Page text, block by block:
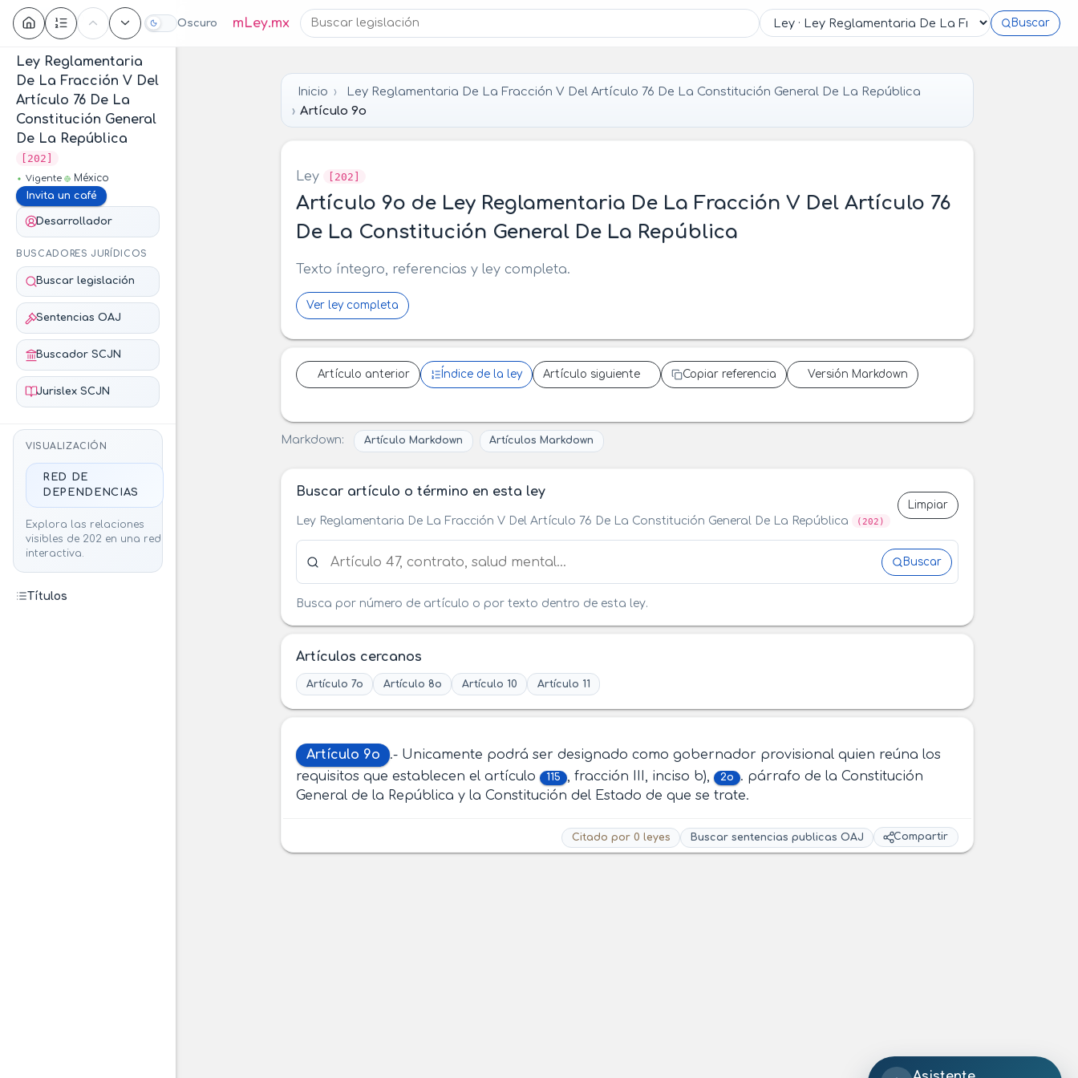
Oscuro mLey.mx Buscar
Contenido
Ley Reglamentaria
De La Fracción V Del
Artículo 76 De La
Constitución General
De La República
[202]
Vigente
México
Invita un café
Desarrollador
BUSCADORES JURÍDICOS
Buscar legislación
Sentencias OAJ
Buscador SCJN
Jurislex SCJN
VISUALIZACIÓN
RED DE
DEPENDENCIAS
Explora las relaciones
visibles de 202 en una red
interactiva.
Títulos
Inicio
Ley Reglamentaria De La Fracción V Del Artículo 76 De La Constitución General De La República
Artículo 9o
Ley [202]
Artículo 9o de Ley Reglamentaria De La Fracción V Del Artículo 76
De La Constitución General De La República
Texto íntegro, referencias y ley completa.
Ver ley completa
Artículo anterior Índice de la ley Artículo siguiente Copiar referencia Versión Markdown
Markdown: Artículo Markdown Artículos Markdown
Buscar artículo o término en esta ley
Ley Reglamentaria De La Fracción V Del Artículo 76 De La Constitución General De La República (202)
Limpiar
Buscar
Busca por número de artículo o por texto dentro de esta ley.
Artículos cercanos
Artículo 7o Artículo 8o Artículo 10 Artículo 11
Artículo 9o
.- Unicamente podrá ser designado como gobernador provisional quien reúna los
requisitos que establecen el artículo
115 , fracción III, inciso b), 2o
. párrafo de la Constitución
General de la República y la Constitución del Estado de que se trate.
Citado por 0 leyes Buscar sentencias publicas OAJ Compartir